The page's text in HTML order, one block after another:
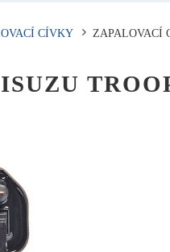
CÍVKY ZAPALOVACÍ